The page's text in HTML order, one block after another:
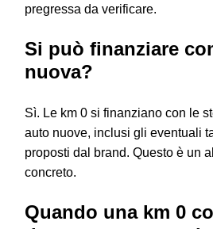
pregressa da verificare.
Si può finanziare
nuova?
Sì. Le km 0 si finanziano con le
auto nuove, inclusi gli eventuali
proposti dal brand. Questo è un
concreto.
Quando una km 0